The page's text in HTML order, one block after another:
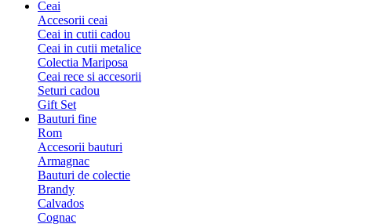
Ceai
Accesorii ceai
Ceai in cutii cadou
Ceai in cutii metalice
Colectia Mariposa
Ceai rece si accesorii
Seturi cadou
Gift Set
Bauturi fine
Rom
Accesorii bauturi
Armagnac
Bauturi de colectie
Brandy
Calvados
Cognac